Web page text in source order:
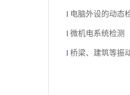
l 电脑外设的动态
l 微机电系统检测
l 桥梁、建筑等振